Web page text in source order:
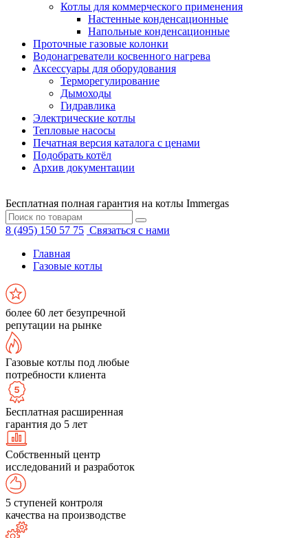
Котлы для коммерческого применения
Настенные конденсационные
Напольные конденсационные
Проточные газовые колонки
Водонагреватели косвенного нагрева
Аксессуары для оборудования
Терморегулирование
Дымоходы
Гидравлика
Электрические котлы
Тепловые насосы
Печатная версия каталога с ценами
Подобрать котёл
Архив документации
Бесплатная полная гарантия на котлы Immergas
8 (495) 150 57 75 Связаться с нами
Главная
Газовые котлы
более 60 лет безупречной
репутации на рынке
Газовые котлы под любые
потребности клиента
Бесплатная расширенная
гарантия до 5 лет
Собственный центр
исследований и разработок
5 ступеней контроля
качества на производстве